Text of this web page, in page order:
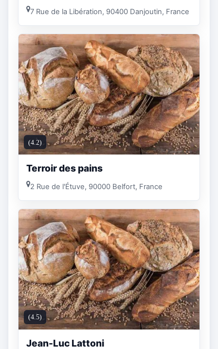
7 Rue de la Libération, 90400 Danjoutin, France
(4.2)
Terroir des pains
2 Rue de l'Étuve, 90000 Belfort, France
(4.5)
Jean-Luc Lattoni